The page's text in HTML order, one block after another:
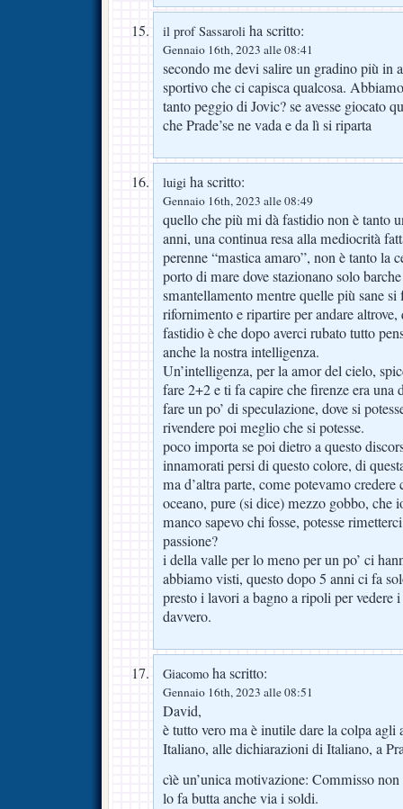
il prof Sassaroli ha scritto:
Gennaio 16th, 2023 alle 08:41
secondo me devi salire un gradino più in
sportivo che ci capisca qualcosa.
tanto peggio di Jovic? se avesse giocato
che Prade’se ne vada e da lì si riparta
luigi ha scritto:
Gennaio 16th, 2023 alle 08:49
quello che più mi dà fastidio non è tanto
anni, una continua resa alla mediocrità
perenne “mastica amaro”, non è tanto la
porto di mare dove stazionano solo
smantellamento mentre quelle più sane si
rifornimento e ripartire per andare
fastidio è che dopo averci rubato tutto
anche la nostra intelligenza.
Un’intelligenza, per la amor del cielo,
fare 2+2 e ti fa capire che firenze era una
fare un po’ di speculazione, dove si
rivendere poi meglio che si potesse.
poco importa se poi dietro a questo
innamorati persi di questo colore, di
ma d’altra parte, come potevamo
oceano, pure (si dice) mezzo gobbo, che
manco sapevo chi fosse, potesse
passione?
i della valle per lo meno per un po’ ci
abbiamo visti, questo dopo 5 anni ci fa
presto i lavori a bagno a ripoli per vedere
davvero.
Giacomo ha scritto:
Gennaio 16th, 2023 alle 08:51
David,
è tutto vero ma è inutile dare la colpa agli
Italiano, alle dichiarazioni di Italiano, a
cìè un’unica motivazione: Commisso
lo fa butta anche via i soldi.